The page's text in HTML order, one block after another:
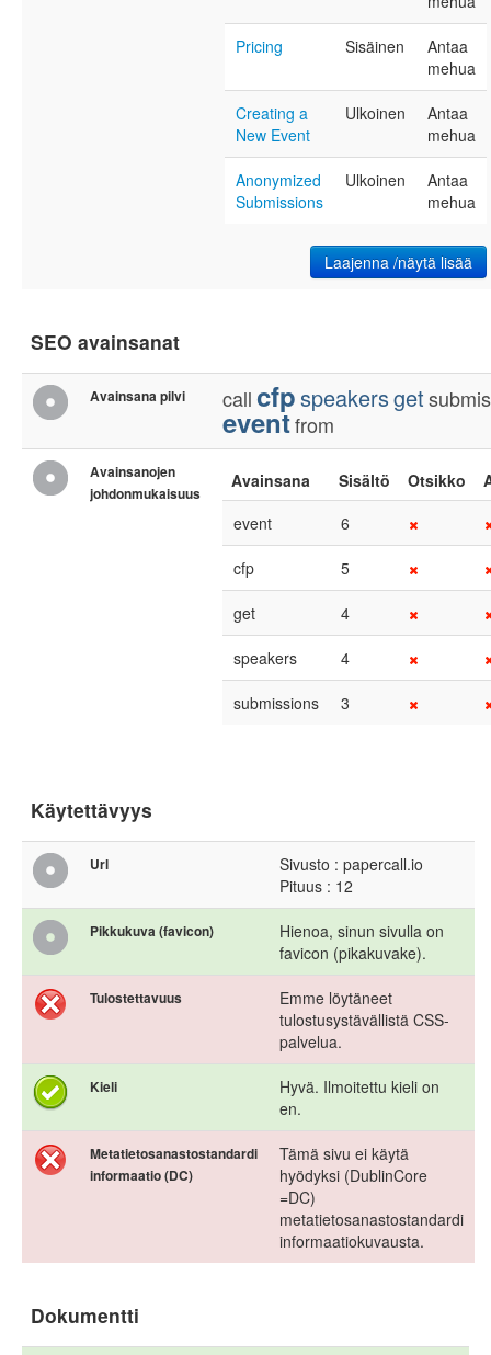
Pricing Sisäinen
Antaa
mehua
Creating a
New Event
Ulkoinen
Antaa
mehua
Anonymized
Submissions
Ulkoinen
Antaa
mehua
Laajenna /näytä lisää
SEO avainsanat
Avainsana pilvi callcfpspeakersget
eventfrom
Avainsanojen
johdonmukaisuus
Avainsana Sisältö Otsikko
event
6
cfp 5
get 4
speakers 4
submissions 3
Käytettävyys
Url
Sivusto : papercall.io
Pituus : 12
Pikkukuva (favicon)
Hienoa, sinun sivulla on
favicon (pikakuvake).
Tulostettavuus
Emme löytäneet
tulostusystävällistä CSS-
palvelua.
Kieli
Hyvä. Ilmoitettu kieli on
en.
Metatietosanastostandardi
informaatio (DC)
Tämä sivu ei käytä
hyödyksi (DublinCore
=DC)
metatietosanastostandardi
informaatiokuvausta.
Dokumentti